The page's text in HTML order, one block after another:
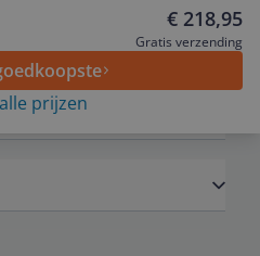
€ 218,95
Gratis verzending
prijzen